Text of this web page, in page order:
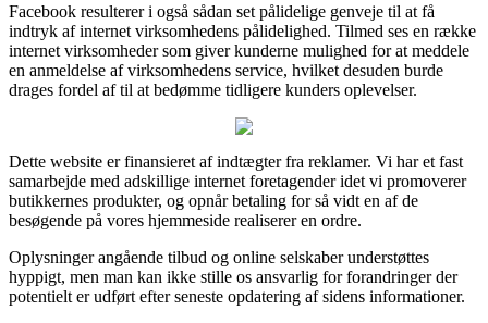
Facebook resulterer i også sådan set pålidelige genveje til at få
indtryk af internet virksomhedens pålidelighed. Tilmed ses en række
internet virksomheder som giver kunderne mulighed for at meddele
en anmeldelse af virksomhedens service, hvilket desuden burde
drages fordel af til at bedømme tidligere kunders oplevelser.
Dette website er finansieret af indtægter fra reklamer. Vi har et fast
samarbejde med adskillige internet foretagender idet vi promoverer
butikkernes produkter, og opnår betaling for så vidt en af de
besøgende på vores hjemmeside realiserer en ordre.
Oplysninger angående tilbud og online selskaber understøttes
hyppigt, men man kan ikke stille os ansvarlig for forandringer der
potentielt er udført efter seneste opdatering af sidens informationer.